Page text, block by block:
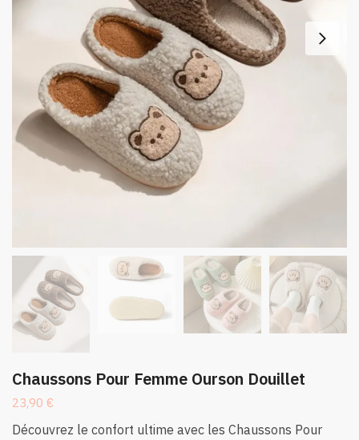
Chaussons Pour Femme Ourson Douillet
23,90 €
Découvrez le confort ultime avec les Chaussons Pour